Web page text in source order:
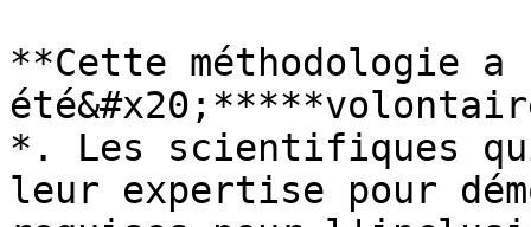
**Cette méthodologie a
*. Les scientifiques
leur expertise pour